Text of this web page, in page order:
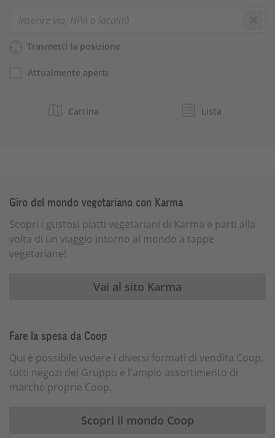
Trasmetti la posizione
Attualmente aperti
Cartina Lista
Giro del mondo vegetariano con Karma
Scopri i gustosi piatti vegetariani di Karma e parti alla
volta di un viaggio intorno al mondo a tappe
vegetariane!
Vai al sito Karma
Fare la spesa da Coop
Qui è possibile vedere i diversi formati di vendita Coop,
tutti negozi del Gruppo e l'ampio assortimento di
marche proprie Coop.
Scopri il mondo Coop